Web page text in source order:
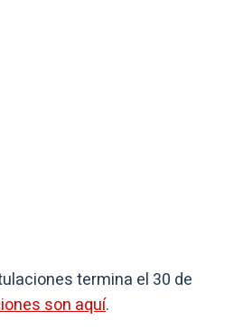
termina el 30 de
son aquí.